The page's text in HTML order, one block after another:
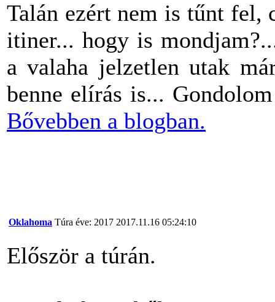
Talán ezért nem is tűnt fel,
itiner... hogy is
a valaha jelzetlen utak
benne elírás is...
Bővebben a blogban.
Oklahoma Túra éve: 2017 2017.11.16 05:24:10
Először a túrán.